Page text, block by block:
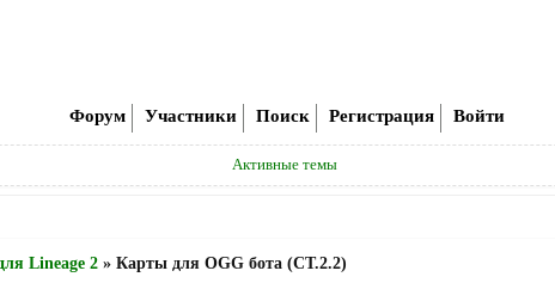
Форум Участники Поиск Регистрация Войти
Активные темы
Lineage 2 » Карты для OGG бота (CT.2.2)